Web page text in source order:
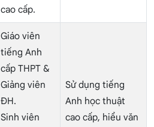
cao cấp.
Giáo viên
tiếng Anh
cấp THPT &
Giảng viên
ĐH.
Sinh viên
Sử dụng tiếng
Anh học thuật
cao cấp, hiểu văn